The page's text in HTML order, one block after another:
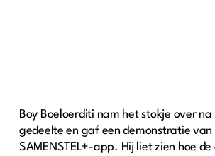
Boy Boeloerditi nam het stokje over
gedeelte en gaf een demonstratie van
SAMENSTEL+-app. Hij liet zien hoe